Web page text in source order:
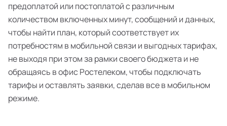
предоплатой или постоплатой с различным
количеством включенных минут, сообщений и данных,
чтобы найти план, который соответствует их
потребностям в мобильной связи и выгодных тарифах,
не выходя при этом за рамки своего бюджета и не
обращаясь в офис Ростелеком, чтобы подключать
тарифы и оставлять заявки, сделав все в мобильном
режиме.